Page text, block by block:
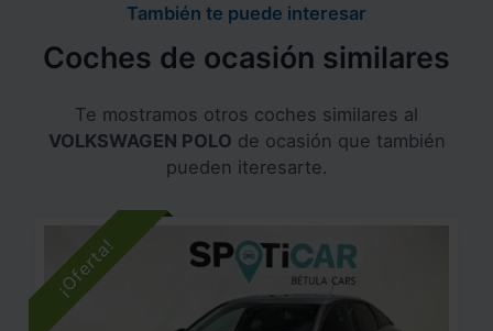
También te puede interesar
Coches de ocasión similares
Te mostramos otros coches similares al
VOLKSWAGEN POLO de ocasión que también
pueden iteresarte.